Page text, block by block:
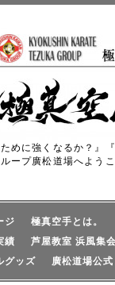
ために強くなるか？』
ープ廣松道場へようこ
ジ 極真空手とは。
績
芦屋教室 浜風集
グッズ
廣松道場公